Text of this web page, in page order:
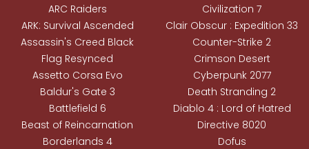
ARC Raiders
ARK: Survival Ascended
Assassin's Creed Black
Flag Resynced
Assetto Corsa Evo
Baldur's Gate 3
Battlefield 6
Beast of Reincarnation
Borderlands 4
Civilization 7
Clair Obscur : Expedition 33
Counter-Strike 2
Crimson Desert
Cyberpunk 2077
Death Stranding 2
Diablo 4 : Lord of Hatred
Directive 8020
Dofus